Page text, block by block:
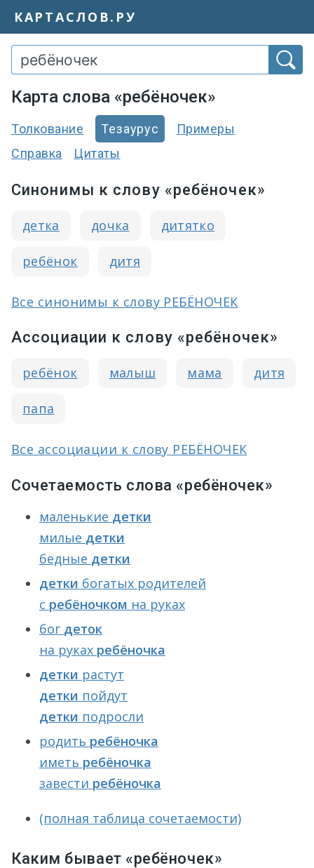
КАРТАСЛОВ.РУ
Карта слова «ребёночек»
Толкование Тезаурус
Примеры
Справка
Цитаты
Синонимы к слову «ребёночек»
детка дочка дитятко
ребёнок дитя
Все синонимы к слову РЕБЁНОЧЕК
Ассоциации к слову «ребёночек»
ребёнок малыш мама дитя
папа
Все ассоциации к слову РЕБЁНОЧЕК
Сочетаемость слова «ребёночек»
маленькие детки
милые детки
бедные детки
детки богатых родителей
с ребёночком на руках
бог деток
на руках ребёночка
детки растут
детки пойдут
детки подросли
родить ребёночка
иметь ребёночка
завести ребёночка
(полная таблица сочетаемости)
Каким бывает «ребёночек»